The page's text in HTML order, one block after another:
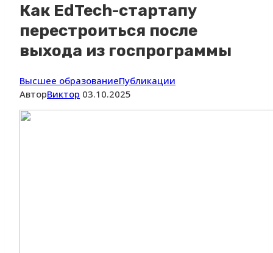
Как EdTech-стартапу
перестроиться после
выхода из госпрограммы
Высшее образованиеПубликации
АвторВиктор 03.10.2025